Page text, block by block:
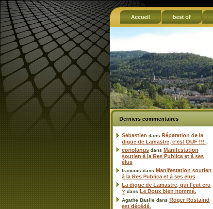
Accueil best of
Derniers commentaires
Sebastien dans Réparation de la
digue de Lamastre, c’est OUF !!! ,
coriolanus dans Manifestation
soutien à la Res Publica et à ses
élus
francois dans Manifestation soutien
à la Res Publica et à ses élus
La digue de Lamastre, qui l’eut cru
? dans Le Doux bien nommé.
Agathe Basile dans Roger Rostaind
est décédé.